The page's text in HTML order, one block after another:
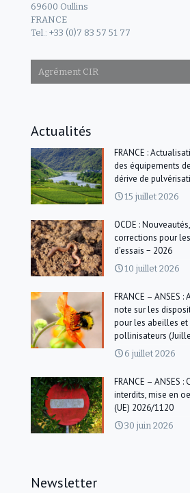
69600 Oullins
FRANCE
Tel.: +33 (0)7 83 57 51 77
Agrément CIR
Actualités
FRANCE :
des équipements
dérive de
15 juillet 2026
OCDE :
corrections pour
d’essais − 2026
10 juillet 2026
FRANCE – ANSES
note sur les
pour les abeilles et
pollinisateurs
6 juillet 2026
FRANCE – ANSES
interdits, mise en
(UE) 2026/1120
30 juin 2026
Newsletter